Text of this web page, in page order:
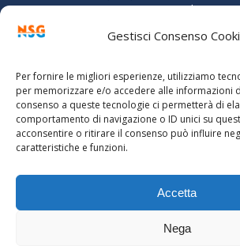
Gestisci Consenso
Per fornire le migliori esperienze, utilizziamo
per memorizzare e/o accedere alle informazioni
consenso a queste tecnologie ci permetterà di
comportamento di navigazione o ID unici su
acconsentire o ritirare il consenso può influire
caratteristiche e funzioni.
Accetta
Nega
progettazione e costruzione macchinari
domotica.
New Service Group (GR).
Previously used menu 1
Nsg professional service